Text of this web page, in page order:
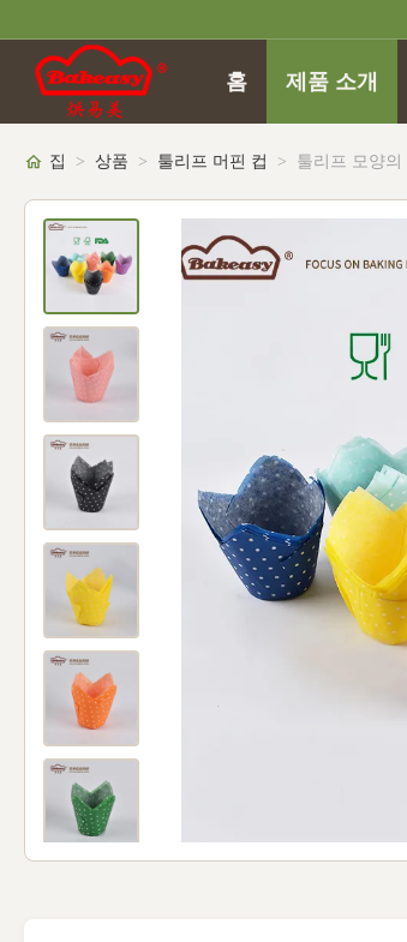
홈 제품 소개
집 > 상품 > 툴리프 머핀 컵 >